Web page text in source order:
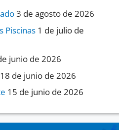
3 de agosto de 2026
Piscinas 1 de julio de
junio de 2026
18 de junio de 2026
15 de junio de 2026